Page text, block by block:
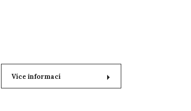
Více informací